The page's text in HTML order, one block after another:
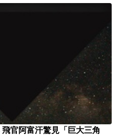
官阿富汗驚見「巨大三角